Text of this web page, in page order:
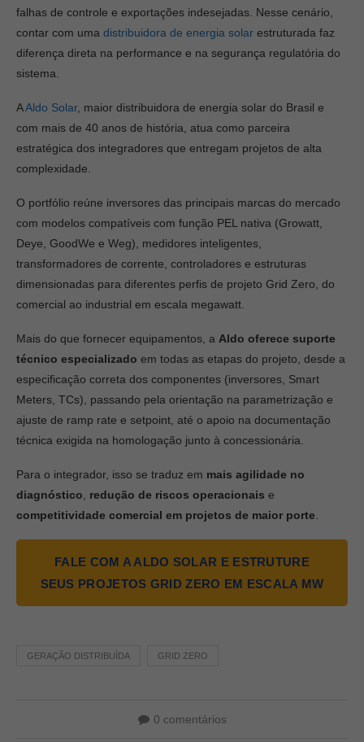
falhas de controle e exportações indesejadas. Nesse cenário,
contar com uma distribuidora de energia solar estruturada faz
diferença direta na performance e na segurança regulatória do
sistema.
AAldo Solar, maior distribuidora de energia solar do Brasil e
com mais de 40 anos de história, atua como parceira
estratégica dos integradores que entregam projetos de alta
complexidade.
O portfólio reúne inversores das principais marcas do mercado
com modelos compatíveis com função PEL nativa (Growatt,
Deye, GoodWe e Weg), medidores inteligentes,
transformadores de corrente, controladores e estruturas
dimensionadas para diferentes perfis de projeto Grid Zero, do
comercial ao industrial em escala megawatt.
Mais do que fornecer equipamentos, a Aldo oferece suporte
técnico especializado em todas as etapas do projeto, desde a
especificação correta dos componentes (inversores, Smart
Meters, TCs), passando pela orientação na parametrização e
ajuste de ramp rate e setpoint, até o apoio na documentação
técnica exigida na homologação junto à concessionária.
Para o integrador, isso se traduz em mais agilidade no
diagnóstico
redução de riscos operacionais e
competitividade comercial em projetos de maior porte
FALE COM A ALDO SOLAR E ESTRUTURE
SEUS PROJETOS GRID ZERO EM ESCALA MW
GERAÇÃO DISTRIBUÍDA GRID ZERO
0 comentários